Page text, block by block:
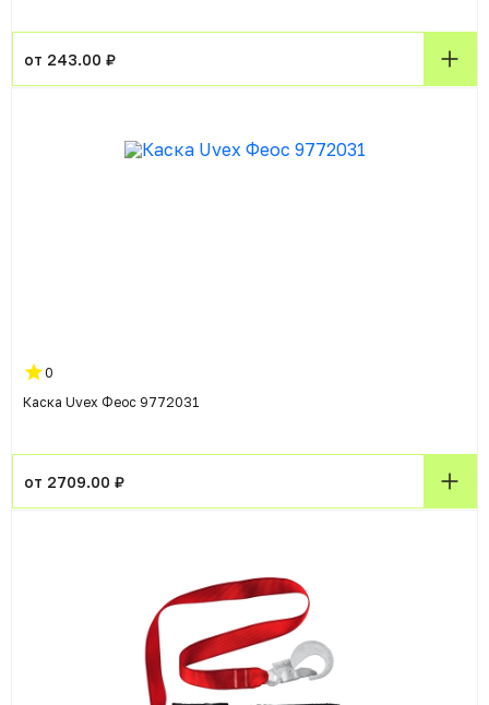
от 243.00 ₽
0
Каска Uvex Феос 9772031
от 2709.00 ₽